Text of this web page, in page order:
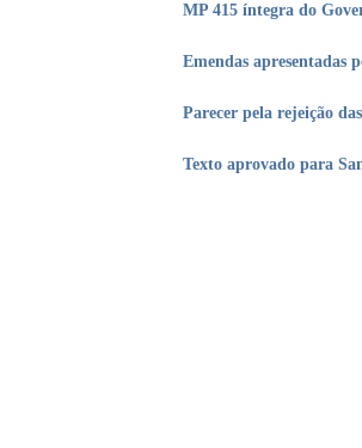
MP 415 íntegra do
Emendas apresentadas
Parecer pela rejeição
Texto aprovado para